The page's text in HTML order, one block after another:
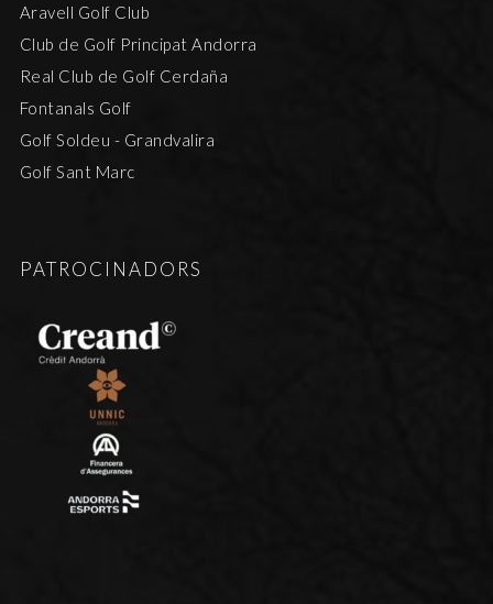
Aravell Golf Club
Club de Golf Principat Andorra
Real Club de Golf Cerdaña
Fontanals Golf
Golf Soldeu - Grandvalira
Golf Sant Marc
PATROCINADORS